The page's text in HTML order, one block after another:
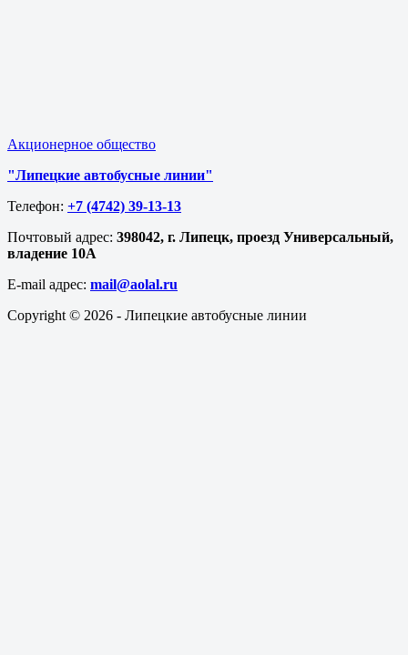
Акционерное общество
"Липецкие автобусные линии"
Телефон: +7 (4742) 39-13-13
Почтовый адрес: 398042, г. Липецк, проезд Универсальный,
владение 10А
E-mail адрес​: mail@aolal.ru
Copyright © 2026 - Липецкие автобусные линии